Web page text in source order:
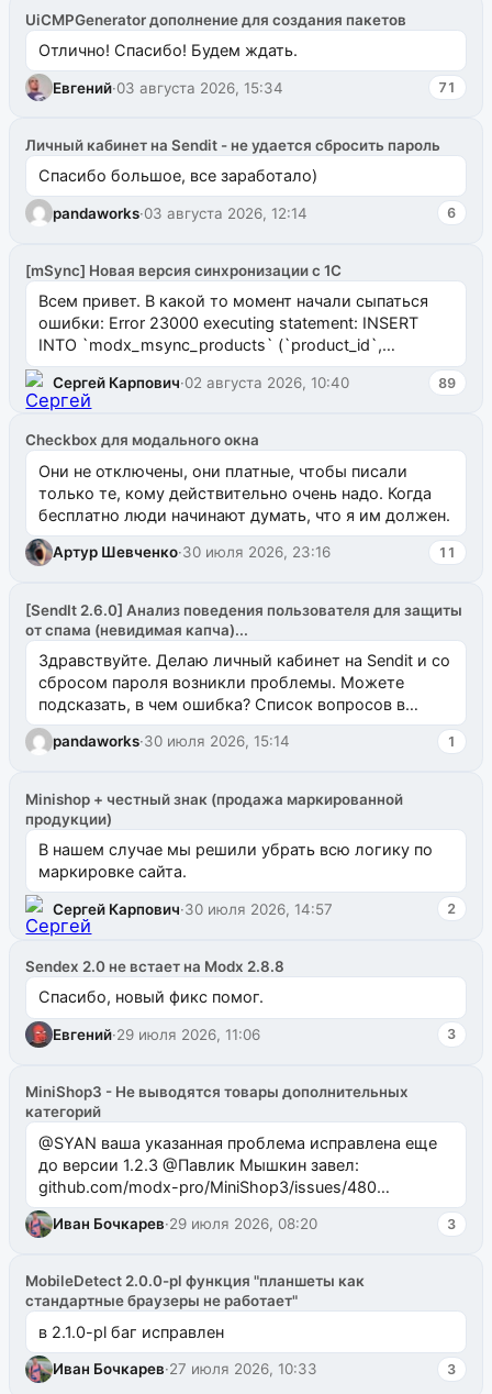
UiCMPGenerator дополнение для создания пакетов
Отлично! Спасибо! Будем ждать.
Евгений·03 августа 2026, 15:34 71
Личный кабинет на Sendit - не удается сбросить пароль
Спасибо большое, все заработало)
pandaworks·03 августа 2026, 12:14 6
[mSync] Новая версия синхронизации с 1С
Всем привет. В какой то момент начали сыпаться
ошибки: Error 23000 executing statement: INSERT
INTO `modx_msync_products` (`product_id`,
`uuid_1c`) VALUES ...
Сергей Карпович·02 августа 2026, 10:40 89
Checkbox для модального окна
Они не отключены, они платные, чтобы писали
только те, кому действительно очень надо. Когда
бесплатно люди начинают думать, что я им должен.
Артур Шевченко·30 июля 2026, 23:16 11
[SendIt 2.6.0] Анализ поведения пользователя для защиты
от спама (невидимая капча)...
Здравствуйте. Делаю личный кабинет на Sendit и со
сбросом пароля возникли проблемы. Можете
подсказать, в чем ошибка? Список вопросов в
одноименном разделе на modx.pro пока пуст, и,...
pandaworks·30 июля 2026, 15:14 1
Minishop + честный знак (продажа маркированной
продукции)
В нашем случае мы решили убрать всю логику по
маркировке сайта.
Сергей Карпович·30 июля 2026, 14:57 2
Sendex 2.0 не встает на Modx 2.8.8
Спасибо, новый фикс помог.
Евгений·29 июля 2026, 11:06 3
MiniShop3 - Не выводятся товары дополнительных
категорий
@SYAN ваша указанная проблема исправлена еще
до версии 1.2.3 @Павлик Мышкин завел:
github.com/modx-pro/MiniShop3/issues/480
github.com/modx-pro/MiniShop3/issues/481Исправим
в б...
Иван Бочкарев·29 июля 2026, 08:20 3
MobileDetect 2.0.0-pl функция "планшеты как
стандартные браузеры не работает"
в 2.1.0-pl баг исправлен
Иван Бочкарев·27 июля 2026, 10:33 3